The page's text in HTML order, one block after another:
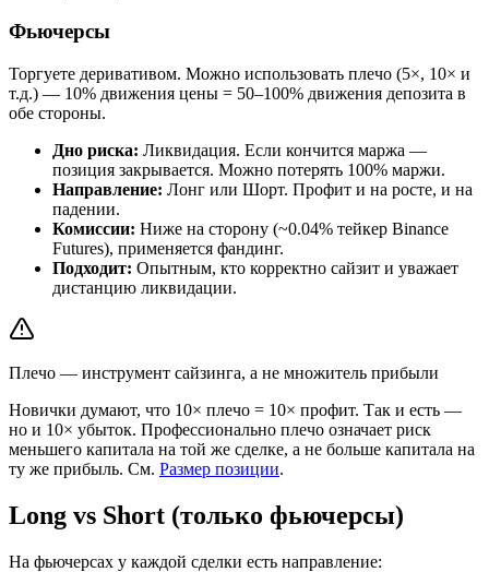
Фьючерсы
Торгуете деривативом. Можно использовать плечо (5×, 10× и
т.д.) — 10% движения цены = 50–100% движения депозита в
обе стороны.
Дно риска: Ликвидация. Если кончится маржа —
позиция закрывается. Можно потерять 100% маржи.
Направление: Лонг или Шорт. Профит и на росте, и на
падении.
Комиссии: Ниже на сторону (~0.04% тейкер Binance
Futures), применяется фандинг.
Подходит: Опытным, кто корректно сайзит и уважает
дистанцию ликвидации.
Плечо — инструмент сайзинга, а не множитель прибыли
Новички думают, что 10× плечо = 10× профит. Так и есть —
но и 10× убыток. Профессионально плечо означает риск
меньшего капитала на той же сделке, а не больше капитала на
ту же прибыль. См. Размер позиции.
Long vs Short (только фьючерсы)
На фьючерсах у каждой сделки есть направление: